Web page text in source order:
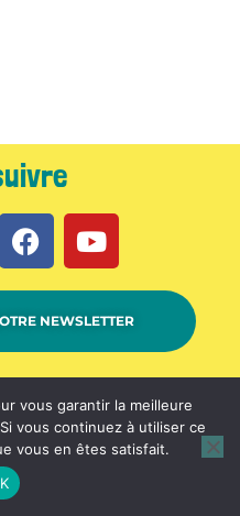
NEWSLETTER
GREENER GOOD
– TOUS DROITS RÉSERVÉS
vous garantir la meilleure
vous continuez à utiliser ce
vous en êtes satisfait.